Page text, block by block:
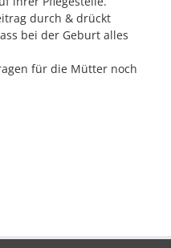
durch & drückt
bei der Geburt alles
für die Mütter noch